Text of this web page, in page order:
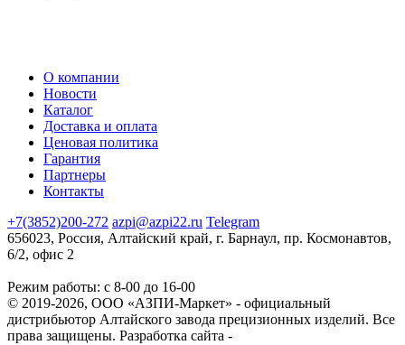
О компании
Новости
Каталог
Доставка и оплата
Ценовая политика
Гарантия
Партнеры
Контакты
+7(3852)200-272 azpi@azpi22.ru Telegram
656023, Россия, Алтайский край, г. Барнаул, пр. Космонавтов,
6/2, офис 2
Режим работы: с 8-00 до 16-00
© 2019-2026, ООО «АЗПИ-Маркет» - официальный
дистрибьютор Алтайского завода прецизионных изделий. Все
права защищены. Разработка сайта -